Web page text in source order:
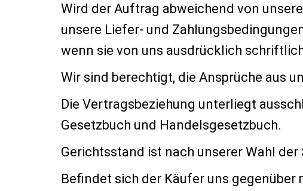
Wird der Auftrag abweichend von
unsere Liefer- und
wenn sie von uns ausdrücklich
Wir sind berechtigt, die Ansprüche aus
Die Vertragsbeziehung unterliegt
Gesetzbuch und Handelsgesetzbuch.
Gerichtsstand ist nach unserer Wahl
Befindet sich der Käufer uns